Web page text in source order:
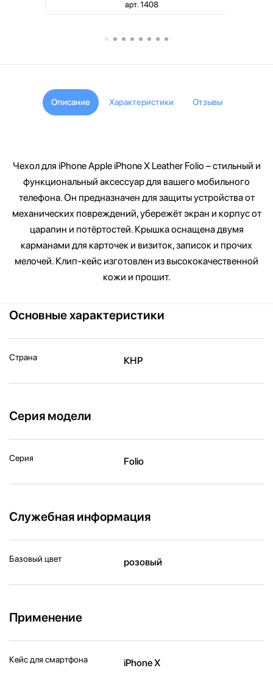
арт. 1408
Описание Характеристики Отзывы
Чехол для iPhone Apple iPhone X Leather Folio – стильный и
функциональный аксессуар для вашего мобильного
телефона. Он предназначен для защиты устройства от
механических повреждений, убережёт экран и корпус от
царапин и потёртостей. Крышка оснащена двумя
карманами для карточек и визиток, записок и прочих
мелочей. Клип-кейс изготовлен из высококачественной
кожи и прошит.
Основные характеристики
Страна КНР
Серия модели
Серия Folio
Служебная информация
Базовый цвет розовый
Применение
Кейс для смартфона iPhone X